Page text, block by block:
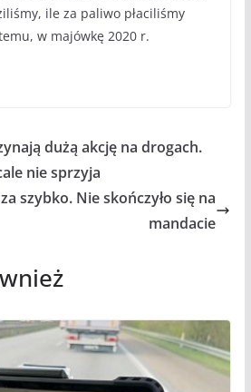
ile za paliwo płaciliśmy
w majówkę 2020 r.
dużą akcję na drogach.
nie sprzyja
szybko. Nie skończyło się na
mandacie